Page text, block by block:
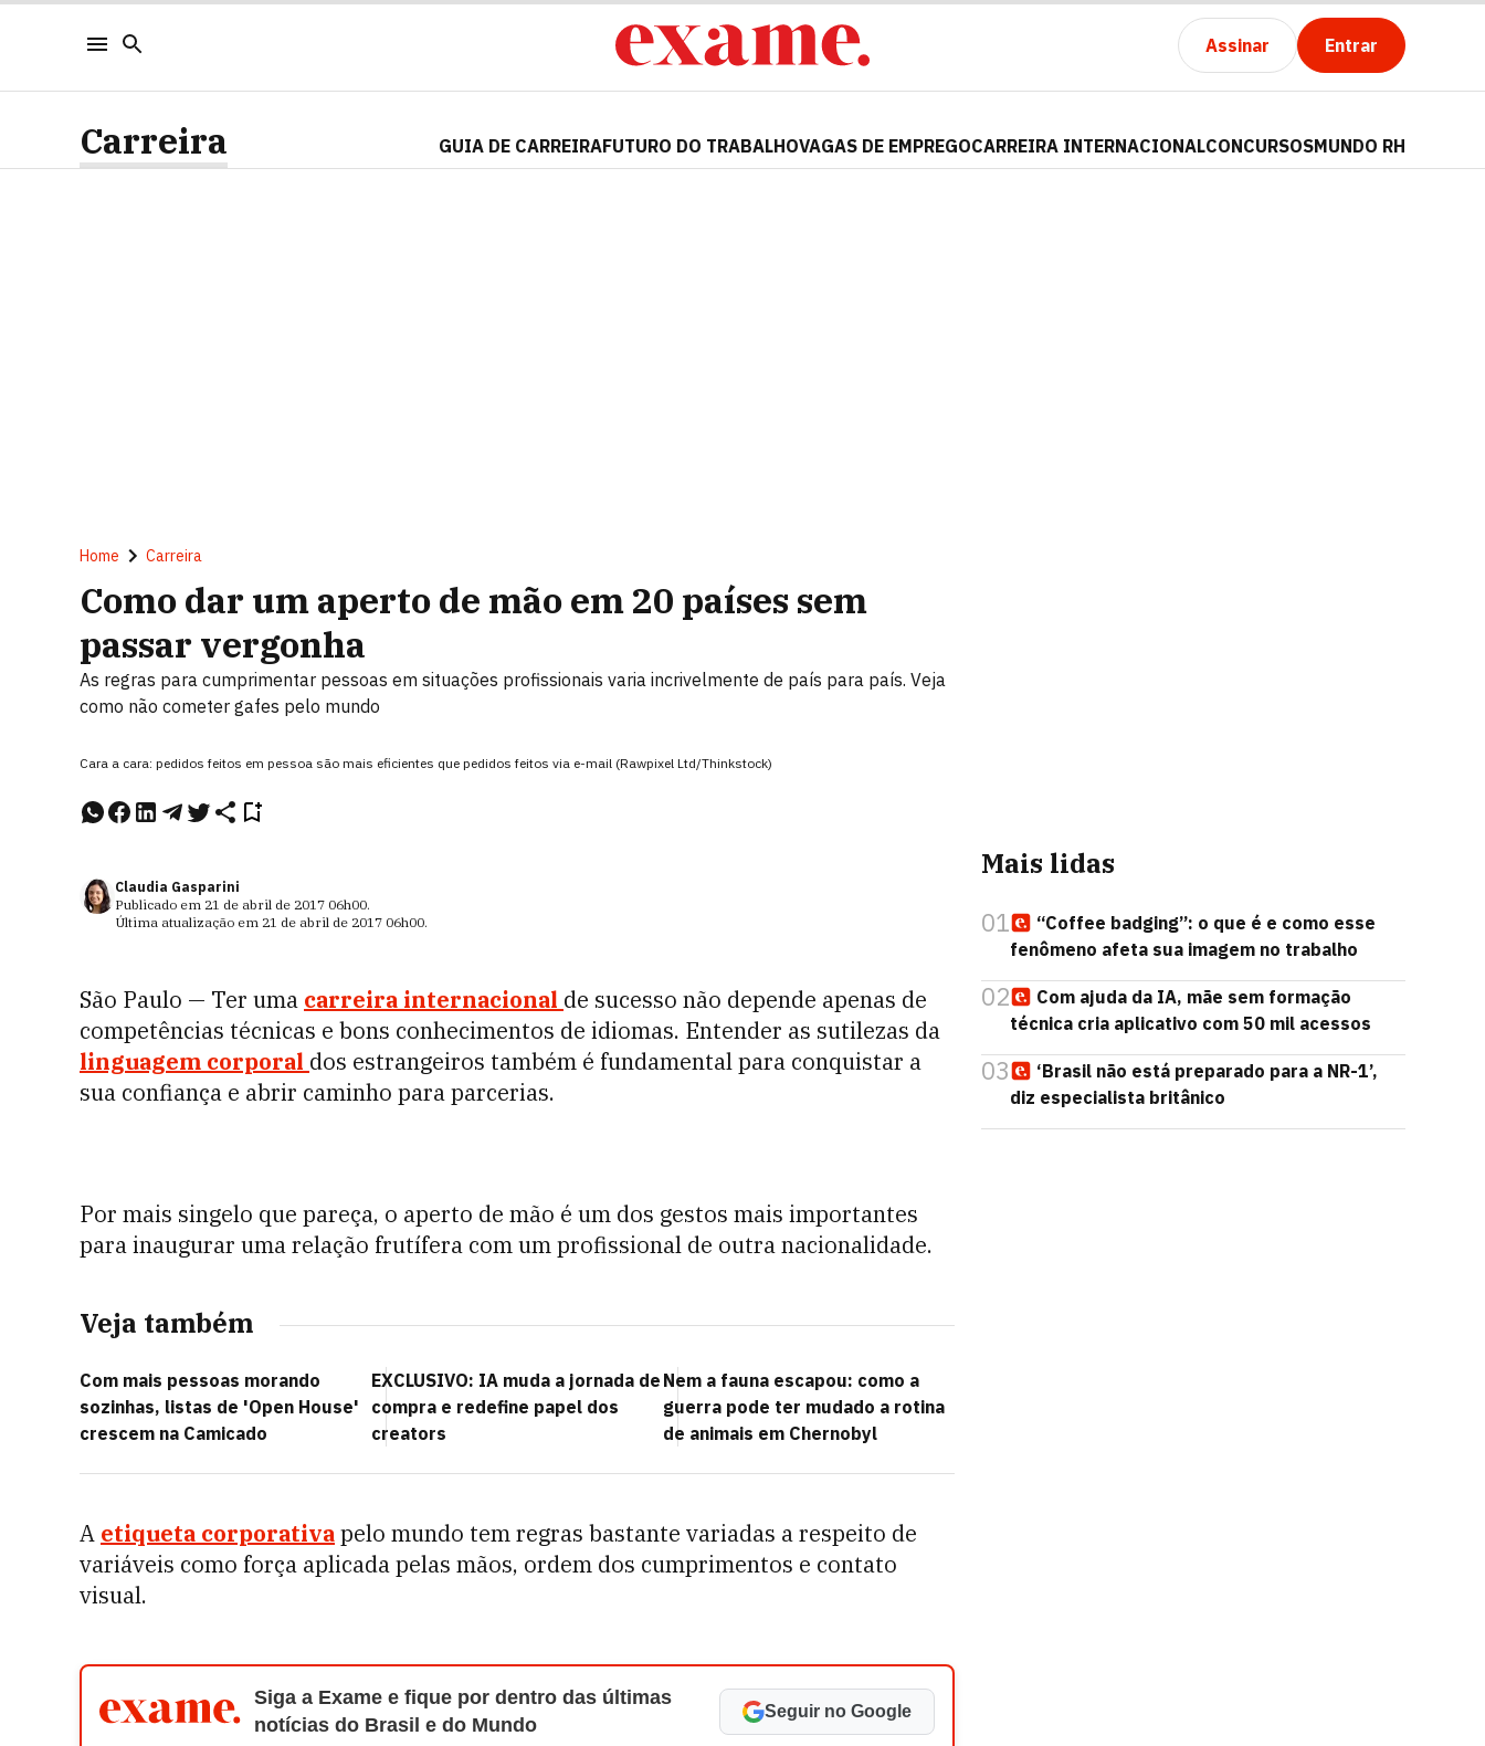
Assinar Entrar
Carreira GUIA DE CARREIRAFUTURO DO TRABALHOVAGAS DE EMPREGOCARREIRA INTERNACIONALCONCURSOSMUNDO RH
Home Carreira
Como dar um aperto de mão em 20 países sem
passar vergonha
As regras para cumprimentar pessoas em situações profissionais varia incrivelmente de país para país. Veja
como não cometer gafes pelo mundo
Cara a cara: pedidos feitos em pessoa são mais eficientes que pedidos feitos via e-mail (Rawpixel Ltd/Thinkstock)
Claudia Gasparini
Publicado em 21 de abril de 2017 06h00.
Última atualização em 21 de abril de 2017 06h00.
São Paulo — Ter uma carreira internacional de sucesso não depende apenas de
competências técnicas e bons conhecimentos de idiomas. Entender as sutilezas da
linguagem corporal dos estrangeiros também é fundamental para conquistar a
sua confiança e abrir caminho para parcerias.
Por mais singelo que pareça, o aperto de mão é um dos gestos mais importantes
para inaugurar uma relação frutífera com um profissional de outra nacionalidade.
Veja também
Com mais pessoas morando
sozinhas, listas de 'Open House'
crescem na Camicado
EXCLUSIVO: IA muda a jornada de
compra e redefine papel dos
creators
Nem a fauna escapou: como a
guerra pode ter mudado a rotina
de animais em Chernobyl
A etiqueta corporativapelo mundo tem regras bastante variadas a respeito de
variáveis como força aplicada pelas mãos, ordem dos cumprimentos e contato
visual.
Siga a Exame e fique por dentro das últimas
notícias do Brasil e do Mundo
Seguir no Google
Mais lidas
01
“Coffee badging”: o que é e como esse
fenômeno afeta sua imagem no trabalho
02
Com ajuda da IA, mãe sem formação
técnica cria aplicativo com 50 mil acessos
03
‘Brasil não está preparado para a NR-1’,
diz especialista britânico